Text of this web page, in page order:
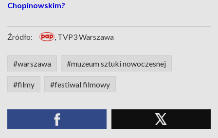
Chopinowskim?
Źródło: , TVP3 Warszawa
#warszawa #muzeum sztuki nowoczesnej
#filmy #festiwal filmowy